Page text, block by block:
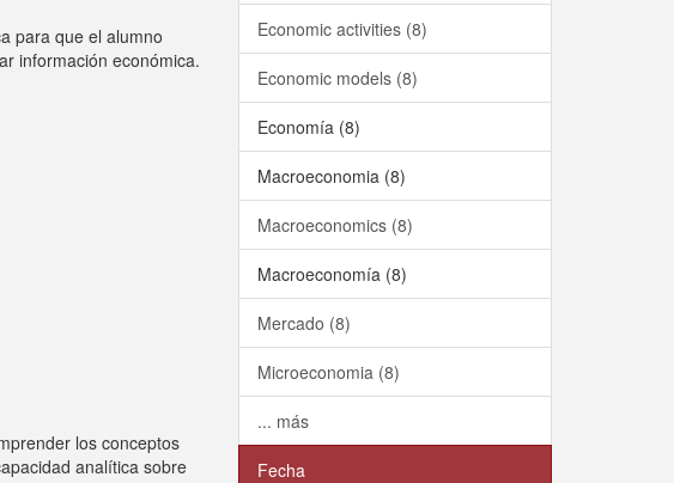
para que el alumno
información económica.
los conceptos
analítica sobre
Economic activities (8)
Economic models (8)
Economía (8)
Macroeconomia (8)
Macroeconomics (8)
Macroeconomía (8)
Mercado (8)
Microeconomia (8)
... más
Fecha